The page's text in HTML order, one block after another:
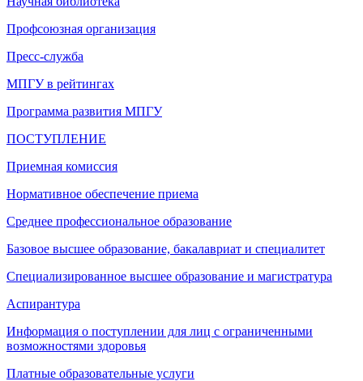
Профсоюзная организация
Пресс-служба
МПГУ в рейтингах
Программа развития МПГУ
ПОСТУПЛЕНИЕ
Приемная комиссия
Нормативное обеспечение приема
Среднее профессиональное образование
Базовое высшее образование, бакалавриат и специалитет
Специализированное высшее образование и магистратура
Аспирантура
Информация о поступлении для лиц с ограниченными
возможностями здоровья
Платные образовательные услуги